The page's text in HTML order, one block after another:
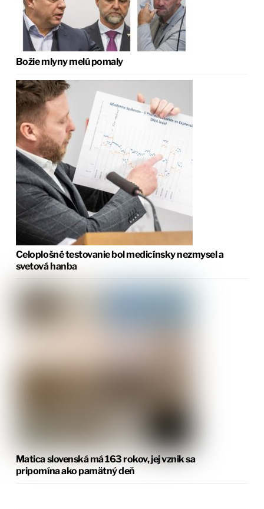
Božie mlyny melú pomaly
Celoplošné testovanie bol medicínsky nezmysel a
svetová hanba
Matica slovenská má 163 rokov, jej vznik sa
pripomína ako pamätný deň